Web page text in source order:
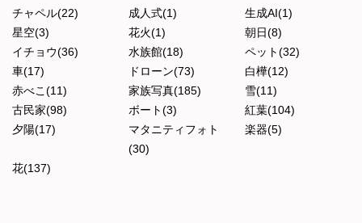
チャペル(22) 成人式(1)
生成AI(1)
星空(3)
花火(1)
朝日(8)
イチョウ(36)
水族館(18)
ペット(32)
車(17)
ドローン(73)
白樺(12)
赤べこ(11)
家族写真(185)
雪(11)
古民家(98)
ボート(3)
紅葉(104)
夕陽(17)
マタニティフォト
(30)
楽器(5)
花(137)